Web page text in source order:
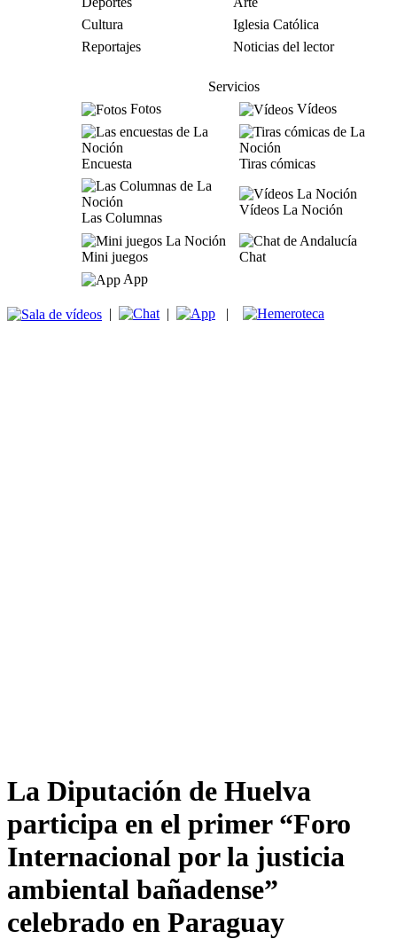
Cultura
Iglesia Católica
Reportajes
Noticias del lector
Servicios
Fotos
Vídeos
Encuesta Tiras cómicas
Las Columnas
Vídeos La Noción
Mini juegos
Chat
App
| | |
La Diputación de Huelva
participa en el primer “Foro
Internacional por la justicia
ambiental bañadense”
celebrado en Paraguay